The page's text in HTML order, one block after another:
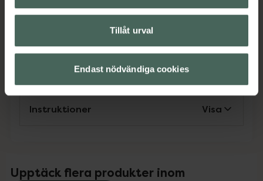
Tillåt urval
Endast nödvändiga cookies
Kost och hälsaNäringsdryck och nutrition
Instruktioner Visa
Upptäck flera produkter inom